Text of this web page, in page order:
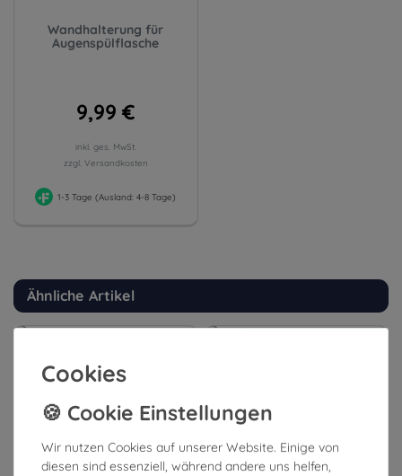
Wandhalterung für
Augenspülflasche
9,99 €
inkl. ges. MwSt.
zzgl. Versandkosten
1-3 Tage (Ausland: 4-8 Tage)
Ähnliche Artikel
Cookies
Wir nutzen Cookies auf unserer Website. Einige von
diesen sind essenziell, während andere uns helfen,